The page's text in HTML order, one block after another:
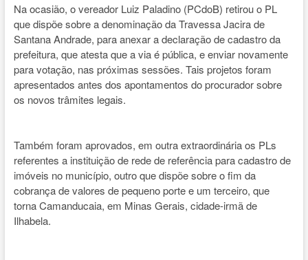
Na ocasião, o vereador Luiz Paladino (PCdoB) retirou o PL
que dispõe sobre a denominação da Travessa Jacira de
Santana Andrade, para anexar a declaração de cadastro da
prefeitura, que atesta que a via é pública, e enviar novamente
para votação, nas próximas sessões. Tais projetos foram
apresentados antes dos apontamentos do procurador sobre
os novos trâmites legais.
Também foram aprovados, em outra extraordinária os PLs
referentes a instituição de rede de referência para cadastro de
imóveis no município, outro que dispõe sobre o fim da
cobrança de valores de pequeno porte e um terceiro, que
torna Camanducaia, em Minas Gerais, cidade-irmã de
Ilhabela.